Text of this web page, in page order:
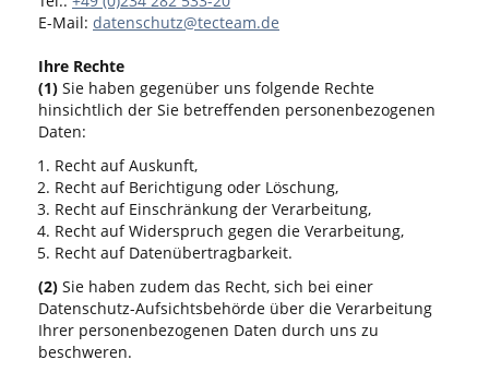
E-Mail: datenschutz@tecteam.de
Ihre Rechte
(1) Sie haben gegenüber uns folgende Rechte
hinsichtlich der Sie betreffenden personenbezogenen
Daten:
Recht auf Auskunft,
Recht auf Berichtigung oder Löschung,
Recht auf Einschränkung der Verarbeitung,
Recht auf Widerspruch gegen die Verarbeitung,
Recht auf Datenübertragbarkeit.
(2) Sie haben zudem das Recht, sich bei einer
Datenschutz-Aufsichtsbehörde über die Verarbeitung
Ihrer personenbezogenen Daten durch uns zu
beschweren.